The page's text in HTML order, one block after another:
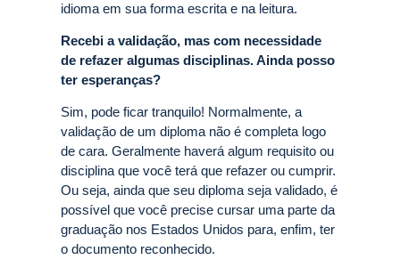
idioma em sua forma escrita e na leitura.
Recebi a validação, mas com necessidade
de refazer algumas disciplinas. Ainda posso
ter esperanças?
Sim, pode ficar tranquilo! Normalmente, a
validação de um diploma não é completa logo
de cara. Geralmente haverá algum requisito ou
disciplina que você terá que refazer ou cumprir.
Ou seja, ainda que seu diploma seja validado, é
possível que você precise cursar uma parte da
graduação nos Estados Unidos para, enfim, ter
o documento reconhecido.